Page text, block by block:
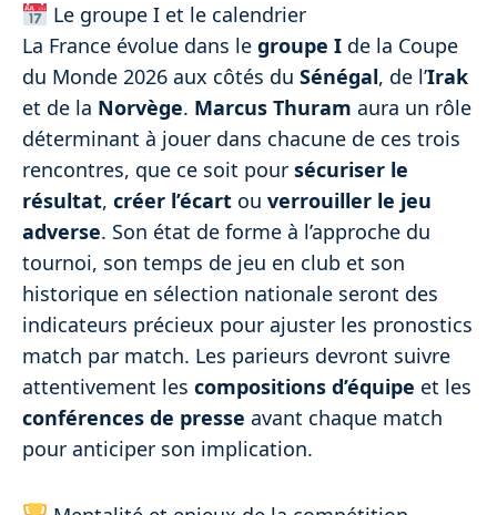
Le groupe I et le calendrier
La France évolue dans le groupe I de la Coupe
du Monde 2026 aux côtés du Sénégal, de l’Irak
et de la Norvège. Marcus Thuram aura un rôle
déterminant à jouer dans chacune de ces trois
rencontres, que ce soit pour sécuriser le
résultat, créer l’écart ou verrouiller le jeu
adverse. Son état de forme à l’approche du
tournoi, son temps de jeu en club et son
historique en sélection nationale seront des
indicateurs précieux pour ajuster les pronostics
match par match. Les parieurs devront suivre
attentivement les compositions d’équipe et les
conférences de presse avant chaque match
pour anticiper son implication.